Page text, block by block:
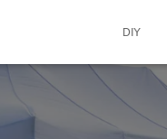
DIY